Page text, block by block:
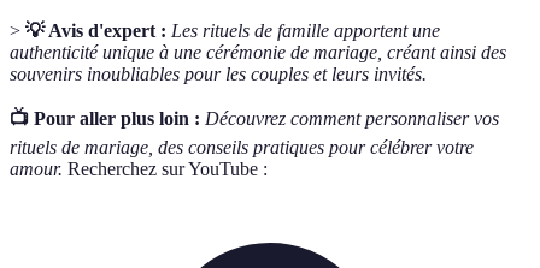
> 💡 Avis d'expert : Les rituels de famille apportent une
authenticité unique à une cérémonie de mariage, créant ainsi des
souvenirs inoubliables pour les couples et leurs invités.
📺 Pour aller plus loin : Découvrez comment personnaliser vos
rituels de mariage, des conseils pratiques pour célébrer votre
amour. Recherchez sur YouTube :